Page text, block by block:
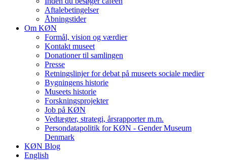
Aftalebetingelser
Åbningstider
Om KØN
Formål, vision og værdier
Kontakt museet
Donationer til samlingen
Presse
Retningslinjer for debat på museets sociale medier
Bygningens historie
Museets historie
Forskningsprojekter
Job på KØN
Vedtægter, strategi, årsrapporter m.m.
Persondatapolitik for KØN - Gender Museum
Denmark
KØN Blog
English